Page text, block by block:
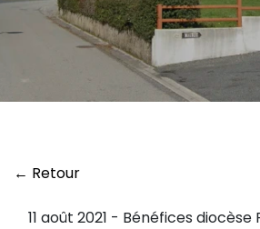
← Retour
11 août 2021 - Bénéfices diocèse